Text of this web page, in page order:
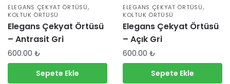
ELEGANS ÇEKYAT ÖRTÜSÜ,
KOLTUK ÖRTÜSÜ
Elegans Çekyat Örtüsü
– Antrasit Gri
600.00 ₺
Sepete Ekle
ELEGANS ÇEKYAT ÖRTÜSÜ,
KOLTUK ÖRTÜSÜ
Elegans Çekyat Örtüsü
– Açık Gri
600.00 ₺
Sepete Ekle